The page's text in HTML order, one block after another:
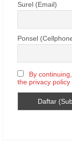
Surel (Email)
Ponsel
By
the privacy policy